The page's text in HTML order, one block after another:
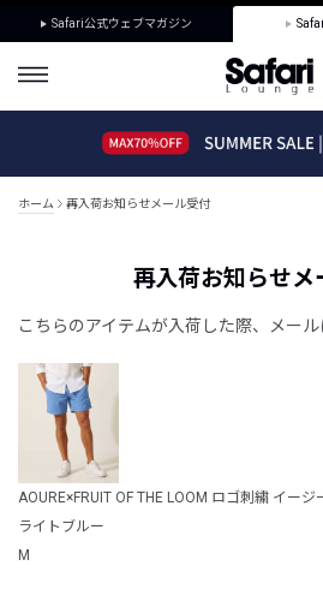
Safari公式ウェブマガジン
ホーム 再入荷お知らせメール受付
再入荷お知らせメ
こちらのアイテムが入荷した際、メール
AOURE×FRUIT OF THE LOOM ロゴ刺繍 イー
ライトブルー
M